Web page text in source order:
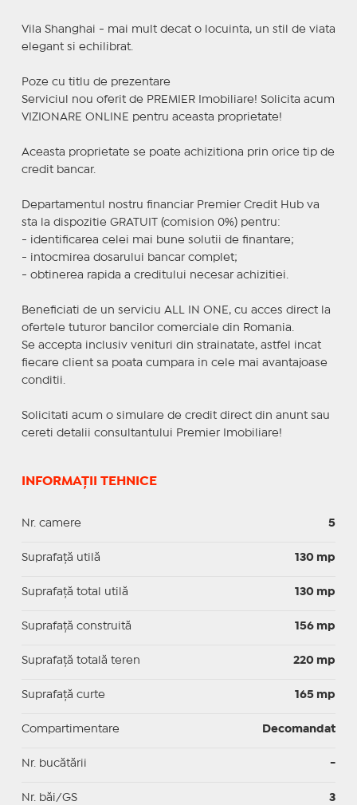
Vila Shanghai - mai mult decat o locuinta, un stil de viata
elegant si echilibrat.
Poze cu titlu de prezentare
Serviciul nou oferit de PREMIER Imobiliare! Solicita acum
VIZIONARE ONLINE pentru aceasta proprietate!
Aceasta proprietate se poate achizitiona prin orice tip de
credit bancar.
Departamentul nostru financiar Premier Credit Hub va
sta la dispozitie GRATUIT (comision 0%) pentru:
- identificarea celei mai bune solutii de finantare;
- intocmirea dosarului bancar complet;
- obtinerea rapida a creditului necesar achizitiei.
Beneficiati de un serviciu ALL IN ONE, cu acces direct la
ofertele tuturor bancilor comerciale din Romania.
Se accepta inclusiv venituri din strainatate, astfel incat
fiecare client sa poata cumpara in cele mai avantajoase
conditii.
Solicitati acum o simulare de credit direct din anunt sau
cereti detalii consultantului Premier Imobiliare!
INFORMAȚII TEHNICE
Nr. camere 5
Suprafaţă utilă 130 mp
Suprafaţă total utilă 130 mp
Suprafaţă construită 156 mp
Suprafață totală teren 220 mp
Suprafaţă curte 165 mp
Compartimentare Decomandat
Nr. bucătării -
Nr. băi/GS 3